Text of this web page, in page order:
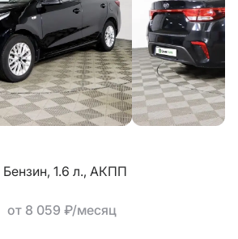
Бензин, 1.6 л., АКПП
от 8 059 ₽/месяц